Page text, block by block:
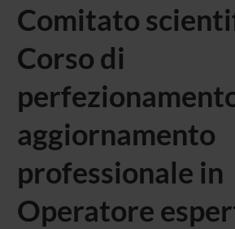
Comitato
Corso di
aggiornamento
professionale in
Operatore